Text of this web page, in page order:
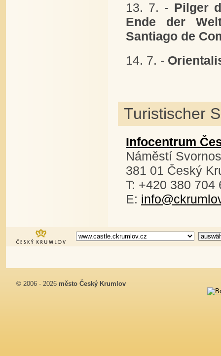
13. 7. - Pilger
Ende der
Santiago de
14. 7. -
Turistischer
Infocentrum
Náměstí
381 01 Český
T: +420 380 704
E:
© 2006 - 2026 město Český Krumlov